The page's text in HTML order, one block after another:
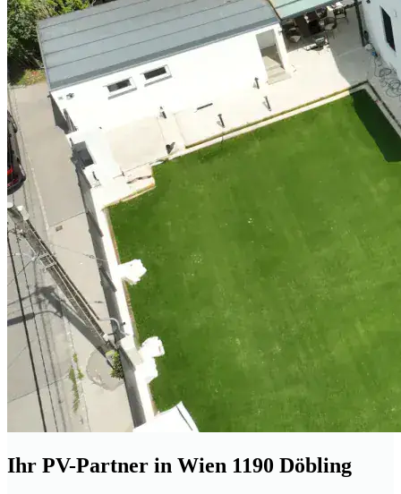
Ihr PV-Partner in Wien 1190 Döbling